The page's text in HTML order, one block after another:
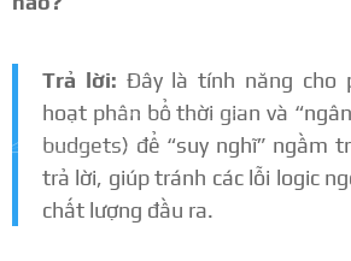
Trả lời: Đây là tính năng cho
hoạt phân bổ thời gian và
budgets) để “suy nghĩ” ngầm
trả lời, giúp tránh các lỗi logic
chất lượng đầu ra.